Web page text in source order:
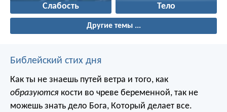
Слабость Тело
Другие темы ...
Библейский стих дня
Как ты не знаешь путей ветра и того, как
образуются кости во чреве беременной, так не
можешь знать дело Бога, Который делает все.